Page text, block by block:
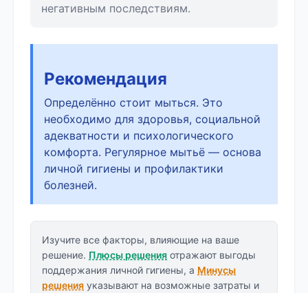
негативным последствиям.
Рекомендация
Определённо стоит мыться. Это
необходимо для здоровья, социальной
адекватности и психологического
комфорта. Регулярное мытьё — основа
личной гигиены и профилактики
болезней.
Изучите все факторы, влияющие на ваше
решение. Плюсы решения отражают выгоды
поддержания личной гигиены, а Минусы
решения указывают на возможные затраты и